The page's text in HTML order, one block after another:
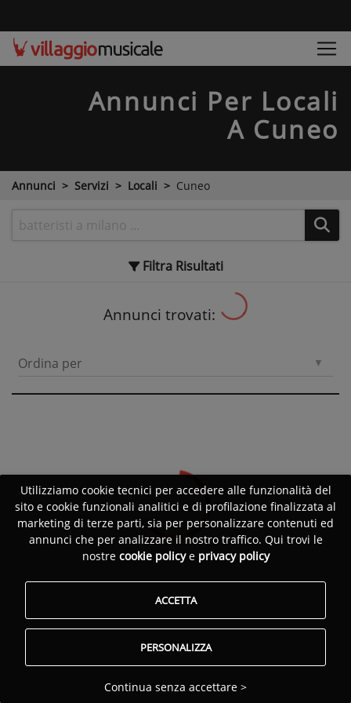
Annunci Per Locali
A Cuneo
Annunci Servizi Locali Cuneo
Filtra Risultati
Annunci trovati:
Ordina per
Utilizziamo cookie tecnici per accedere alle funzionalità del
sito e cookie funzionali analitici e di profilazione finalizzata al
marketing di terze parti, sia per personalizzare contenuti ed
annunci che per analizzare il nostro traffico. Qui trovi le
nostre cookie policye privacy policy
ACCETTA
PERSONALIZZA
Continua senza accettare >